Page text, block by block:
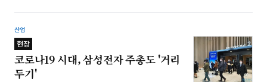
산업
현장
코로나19 시대, 삼성전자 주총도 '거리
두기'